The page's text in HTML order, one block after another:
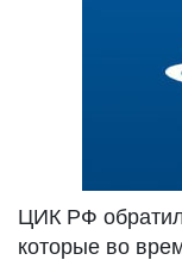
ЦИК РФ
которые во